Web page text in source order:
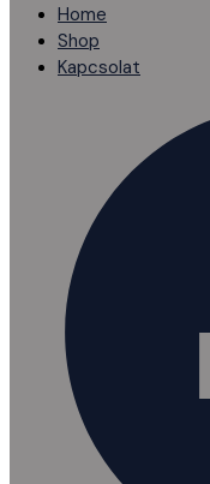
Home
Shop
Kapcsolat